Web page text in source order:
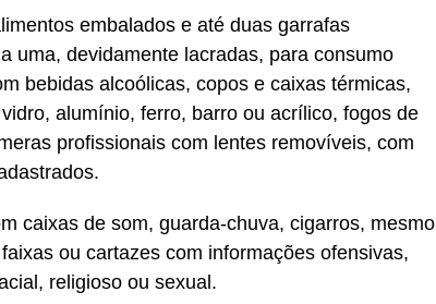
embalados e até duas garrafas
uma, devidamente lacradas, para consumo
bebidas alcoólicas, copos e caixas térmicas,
alumínio, ferro, barro ou acrílico, fogos de
profissionais com lentes removíveis, com
caixas de som, guarda-chuva, cigarros, mesmo
ou cartazes com informações ofensivas,
religioso ou sexual.